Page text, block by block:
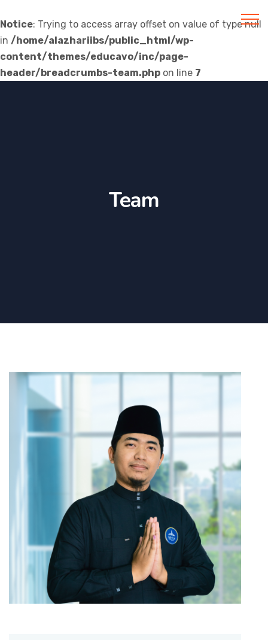
Al Azhar IIBS
Notice: Trying to access array offset on value of type null
in /home/alazhariibs/public_html/wp-
content/themes/educavo/inc/page-
header/breadcrumbs-team.php on line 7
Team